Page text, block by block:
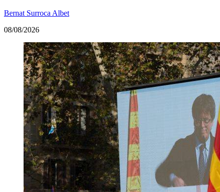
Bernat Surroca Albet
08/08/2026